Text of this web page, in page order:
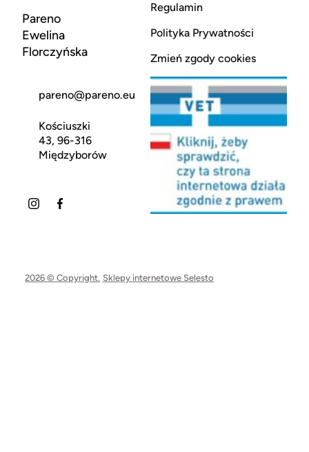
Pareno
Ewelina
Florczyńska
pareno@pareno.eu
Kościuszki
43, 96-316
Międzyborów
Regulamin
Polityka Prywatności
Zmień zgody cookies
2026 © Copyright. Sklepy internetowe Selesto